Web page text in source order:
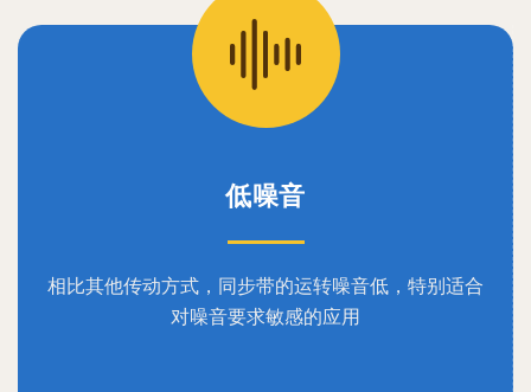
低噪音
相比其他传动方式，同步带的运转噪音低，特别适合
对噪音要求敏感的应用